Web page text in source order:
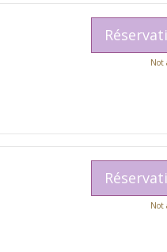
Not
Not